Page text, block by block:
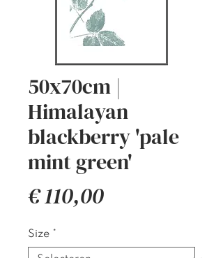
50x70cm |
Himalayan
blackberry 'pale
mint green'
€ 110,00Prijs
Size *